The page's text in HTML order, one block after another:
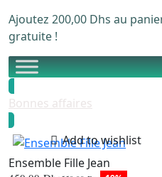
Ajoutez 200,00 Dhs au
gratuite !
Bonnes affaires
Add to wishlist
Ensemble Fille Jean